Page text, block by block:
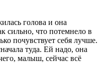
голова и она
сильно, что потемнело в
почувствует себя лучше.
туда. Ей надо, она
малыш, сейчас всё